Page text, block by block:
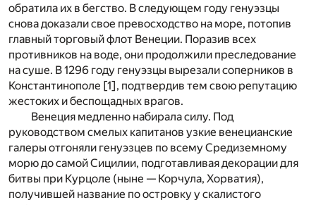
обратила их в бегство. В следующем году генуэзцы
снова доказали свое превосходство на море, потопив
главный торговый флот Венеции. Поразив всех
противников на воде, они продолжили преследование
на суше. В 1296 году генуэзцы вырезали соперников в
Константинополе [1], подтвердив тем свою репутацию
жестоких и беспощадных врагов.
Венеция медленно набирала силу. Под
руководством смелых капитанов узкие венецианские
галеры отгоняли генуэзцев по всему Средиземному
морю до самой Сицилии, подготавливая декорации для
битвы при Курцоле (ныне — Корчула, Хорватия),
получившей название по островку у скалистого